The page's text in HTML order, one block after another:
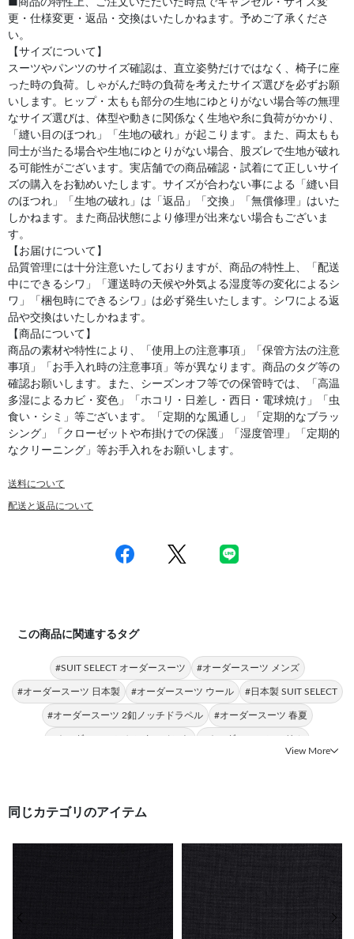
更・仕様変更・返品・交換はいたしかねます。予めご了承くださ
い。
【サイズについて】
スーツやパンツのサイズ確認は、直立姿勢だけではなく、椅子に座
った時の負荷。しゃがんだ時の負荷を考えたサイズ選びを必ずお願
いします。ヒップ・太もも部分の生地にゆとりがない場合等の無理
なサイズ選びは、体型や動きに関係なく生地や糸に負荷がかかり、
「縫い目のほつれ」「生地の破れ」が起こります。また、両太もも
同士が当たる場合や生地にゆとりがない場合、股ズレで生地が破れ
る可能性がございます。実店舗での商品確認・試着にて正しいサイ
ズの購入をお勧めいたします。サイズが合わない事による「縫い目
のほつれ」「生地の破れ」は「返品」「交換」「無償修理」はいた
しかねます。また商品状態により修理が出来ない場合もございま
す。
【お届けについて】
品質管理には十分注意いたしておりますが、商品の特性上、「配送
中にできるシワ」「運送時の天候や外気よる湿度等の変化によるシ
ワ」「梱包時にできるシワ」は必ず発生いたします。シワによる返
品や交換はいたしかねます。
【商品について】
商品の素材や特性により、「使用上の注意事項」「保管方法の注意
事項」「お手入れ時の注意事項」等が異なります。商品のタグ等の
確認お願いします。また、シーズンオフ等での保管時では、「高温
多湿によるカビ・変色」「ホコリ・日差し・西日・電球焼け」「虫
食い・シミ」等ございます。「定期的な風通し」「定期的なブラッ
シング」「クローゼットや布掛けでの保護」「湿度管理」「定期的
なクリーニング」等お手入れをお願いします。
送料について
配送と返品について
この商品に関連するタグ
#SUIT SELECT オーダースーツ #オーダースーツ メンズ
#オーダースーツ 日本製 #オーダースーツ ウール #日本製 SUIT SELECT
#オーダースーツ 2釦ノッチドラペル #オーダースーツ 春夏
#オーダースーツ センターベント #オーダースーツ スリム
View More
同じカテゴリのアイテム
前の画像